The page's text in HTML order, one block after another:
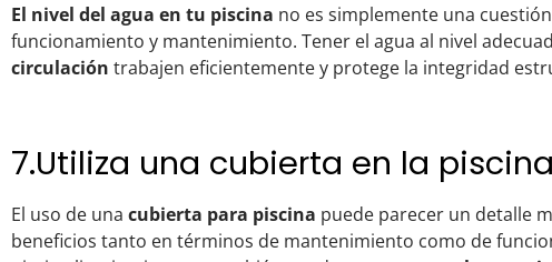
El nivel del agua en tu piscina no es simplemente una
funcionamiento y mantenimiento. Tener el agua al nivel
circulación trabajen eficientemente y protege la integridad
7.Utiliza una cubierta en la piscina
El uso de una cubierta para piscina puede parecer un detalle
beneficios tanto en términos de mantenimiento como de